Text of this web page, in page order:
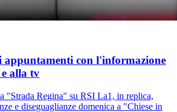
appuntamenti con l'informazione
alla tv
"Strada Regina" su RSI La1, in replica,
e diseguaglianze domenica a "Chiese in